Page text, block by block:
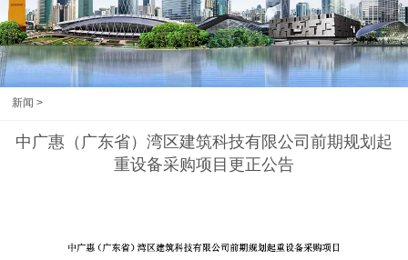
新闻 >
中广惠（广东省）湾区建筑科技有限公司前期规划起
重设备采购项目更正公告